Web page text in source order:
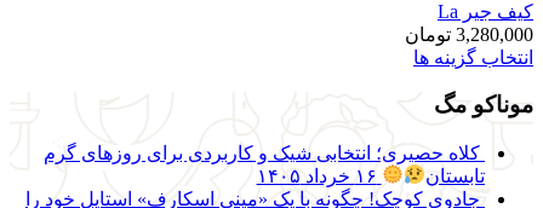
کیف جیر La
3,280,000 تومان
انتخاب گزینه ها
موناکو مگ
کلاه حصیری؛ انتخابی شیک و کاربردی برای روزهای گرم
تابستان
۱۶ خرداد ۱۴۰۵
جادوی کوچک! چگونه با یک «مینی اسکارف» استایل خود را